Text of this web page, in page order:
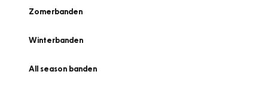
Zomerbanden
Winterbanden
All season banden